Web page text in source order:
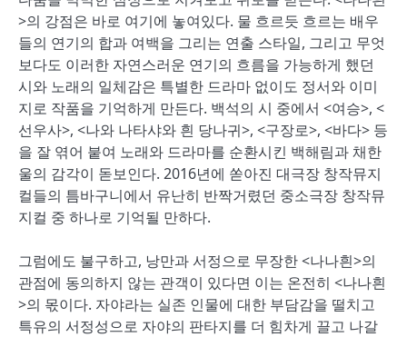
>의 강점은 바로 여기에 놓여있다. 물 흐르듯 흐르는 배우
들의 연기의 합과 여백을 그리는 연출 스타일, 그리고 무엇
보다도 이러한 자연스러운 연기의 흐름을 가능하게 했던
시와 노래의 일체감은 특별한 드라마 없이도 정서와 이미
지로 작품을 기억하게 만든다. 백석의 시 중에서 <여승>, <
선우사>, <나와 나타샤와 흰 당나귀>, <구장로>, <바다> 등
을 잘 엮어 붙여 노래와 드라마를 순환시킨 백해림과 채한
울의 감각이 돋보인다. 2016년에 쏟아진 대극장 창작뮤지
컬들의 틈바구니에서 유난히 반짝거렸던 중소극장 창작뮤
지컬 중 하나로 기억될 만하다.
그럼에도 불구하고, 낭만과 서정으로 무장한 <나나흰>의
관점에 동의하지 않는 관객이 있다면 이는 온전히 <나나흰
>의 몫이다. 자야라는 실존 인물에 대한 부담감을 떨치고
특유의 서정성으로 자야의 판타지를 더 힘차게 끌고 나갈